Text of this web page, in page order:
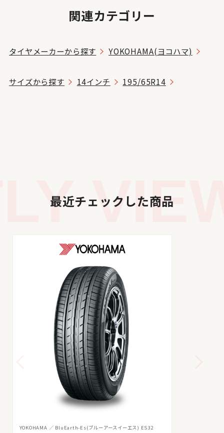
関連カテゴリー
タイヤメーカーから探す YOKOHAMA(ヨコハマ)
サイズから探す 14インチ 195/65R14
最近チェックした商品
YOKOHAMA BluEarth-Es(ブルーアースイーエス) ES32